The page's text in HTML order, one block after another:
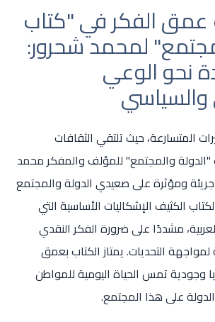
الفكر في "كتاب
لمحمد شحرور:
نحو الوعي
والسياسي
المتسارعة، حيث تلتقي الثقافات
"الدولة والمجتمع" للمؤلف والمفكر محمد
جريئة ومؤثرة على صعيدي الدولة والمجتمع
الكثيف الإشكاليات الأساسية التي
مشددًا على ضرورة الفكر النقدي
التحديات. يمتاز الكتاب بعمق
وجودية تمس الحياة اليومية للمواطن
على هذا المجتمع.